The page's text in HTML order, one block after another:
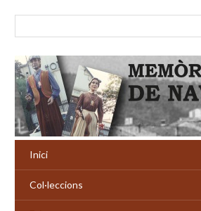
Inici
Col·leccions